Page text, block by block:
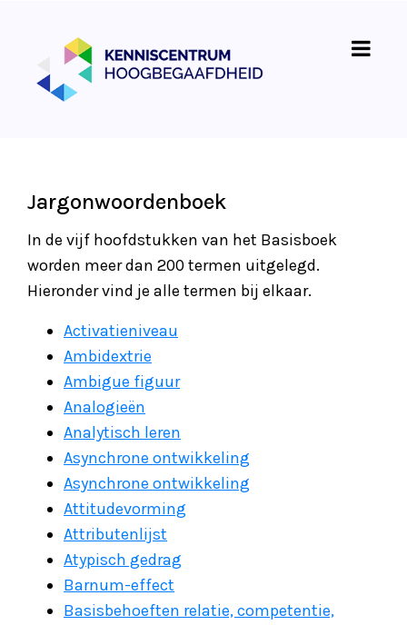
Jargonwoordenboek
In de vijf hoofdstukken van het Basisboek
worden meer dan 200 termen uitgelegd.
Hieronder vind je alle termen bij elkaar.
Activatieniveau
Ambidextrie
Ambigue figuur
Analogieën
Analytisch leren
Asynchrone ontwikkeling
Asynchrone ontwikkeling
Attitudevorming
Attributenlijst
Atypisch gedrag
Barnum-effect
Basisbehoeften relatie, competentie,